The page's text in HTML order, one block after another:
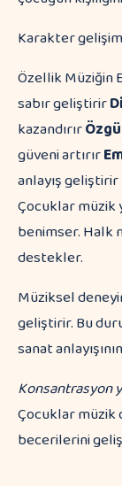
Karakter
Özellik Müziğin
sabır geliştirir
kazandırır
güveni artırır
anlayış geliştirir
Çocuklar müzik
benimser. Halk
destekler.
Müziksel
geliştirir. Bu
sanat
Konsantrasyon
Çocuklar müzik
becerilerini